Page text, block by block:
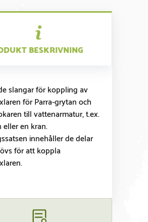
BESKRIVNING
slangar för koppling av
för Parra-grytan och
till vattenarmatur, t.ex.
eller en kran.
innehåller de delar
för att koppla